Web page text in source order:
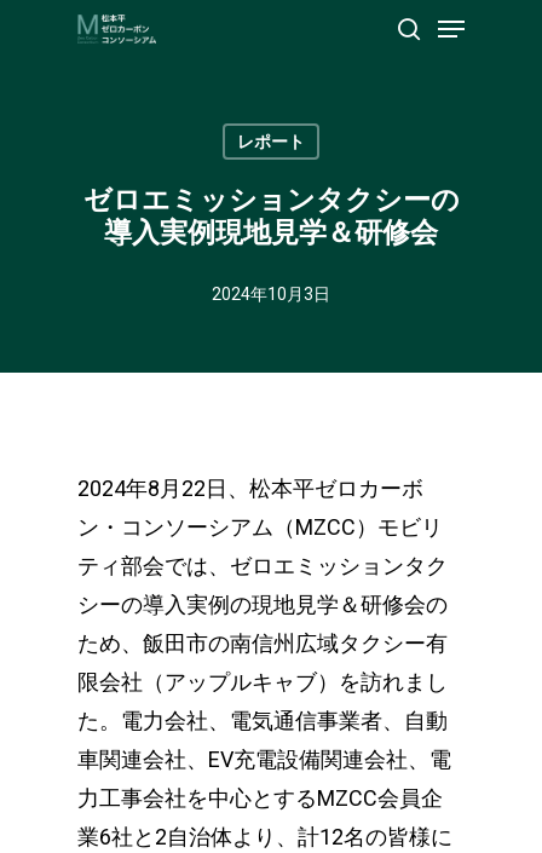
Menu
レポート
ゼロエミッションタクシーの
導入実例現地見学＆研修会
2024年10月3日
2024年8月22日、松本平ゼロカーボ
ン・コンソーシアム（MZCC）モビリ
ティ部会では、ゼロエミッションタク
シーの導入実例の現地見学＆研修会の
ため、飯田市の南信州広域タクシー有
限会社（アップルキャブ）を訪れまし
た。 電力会社、電気通信事業者、自動
車関連会社、EV充電設備関連会社、電
力工事会社を中心とするMZCC会員企
業6社と2自治体より、計12名の皆様に